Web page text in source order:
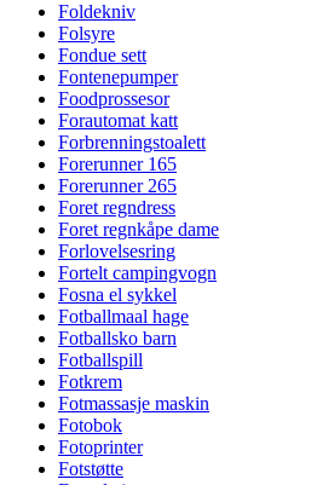
Foldekniv
Folsyre
Fondue sett
Fontenepumper
Foodprossesor
Forautomat katt
Forbrenningstoalett
Forerunner 165
Forerunner 265
Foret regndress
Foret regnkåpe dame
Forlovelsesring
Fortelt campingvogn
Fosna el sykkel
Fotballmaal hage
Fotballsko barn
Fotballspill
Fotkrem
Fotmassasje maskin
Fotobok
Fotoprinter
Fotstøtte